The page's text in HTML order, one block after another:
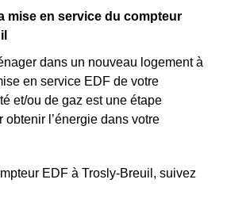
mise en service du compteur
dans un nouveau logement à
en service EDF de votre
et/ou de gaz est une étape
obtenir l’énergie dans votre
EDF à Trosly-Breuil, suivez